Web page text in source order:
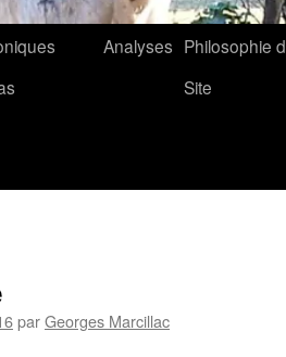
Analyses Philosophie
Site
parGeorges Marcillac